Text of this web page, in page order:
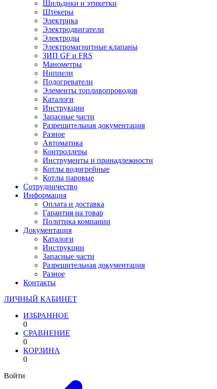
Шильдики и этикетки
Штекеры
Электрика
Электродвигатели
Электроды
Электромагнитные клапаны
ЗИП GF и FRS
Манометры
Ниппели
Подогреватели
Элементы топливопроводов
Каталоги
Инструкции
Запасные части
Разрешительная документация
Разное
Автоматика
Контроллеры
Инструменты и принадлежности
Котлы водогрейные
Котлы паровые
Сотрудничество
Информация
Оплата и доставка
Гарантия на товар
Политика компании
Документация
Каталоги
Инструкции
Запасные части
Разрешительная документация
Разное
Контакты
ЛИЧНЫЙ КАБИНЕТ
ИЗБРАННОЕ
0
СРАВНЕНИЕ
0
КОРЗИНА
0
Войти